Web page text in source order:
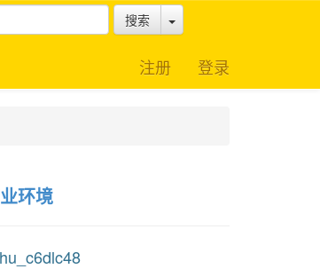
搜索 Toggle Dropdown
注册 登录
环境